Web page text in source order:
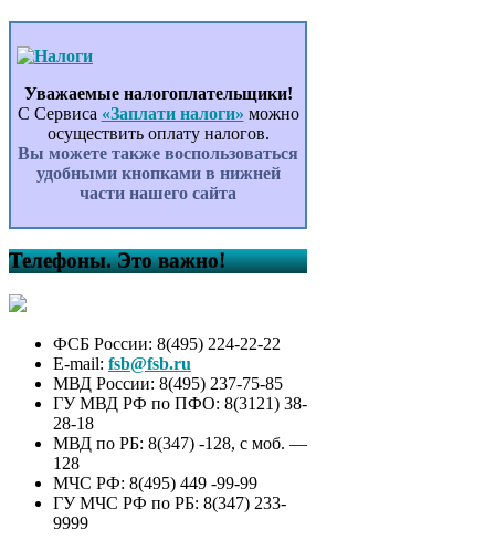
Уважаемые налогоплательщики!
С Сервиса «Заплати налоги» можно
осуществить оплату налогов.
Вы можете также воспользоваться
удобными кнопками в нижней
части нашего сайта
Телефоны. Это важно!
ФСБ России: 8(495) 224-22-22
E-mail: fsb@fsb.ru
МВД России: 8(495) 237-75-85
ГУ МВД РФ по ПФО: 8(3121) 38-
28-18
МВД по РБ: 8(347) -128, с моб. —
128
МЧС РФ: 8(495) 449 -99-99
ГУ МЧС РФ по РБ: 8(347) 233-
9999